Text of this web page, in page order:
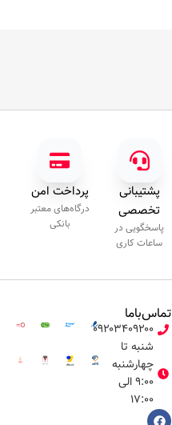
پشتیبانی
تخصصی
پاسخگویی در
ساعات کاری
پرداخت امن
درگاه‌های معتبر
بانکی
تماس‌با‌ما
۰۹۲۰۳۴۰۹۲۰۰
شنبه تا
چهارشنبه
۹:۰۰ الی
۱۷:۰۰